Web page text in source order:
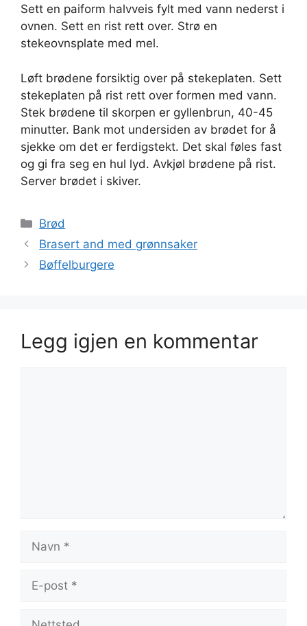
Sett en paiform halvveis fylt med vann nederst i
ovnen. Sett en rist rett over. Strø en
stekeovnsplate med mel.
Løft brødene forsiktig over på stekeplaten. Sett
stekeplaten på rist rett over formen med vann.
Stek brødene til skorpen er gyllenbrun, 40-45
minutter. Bank mot undersiden av brødet for å
sjekke om det er ferdigstekt. Det skal føles fast
og gi fra seg en hul lyd. Avkjøl brødene på rist.
Server brødet i skiver.
Kategorier
Brød
Brasert and med grønnsaker
Bøffelburgere
Legg igjen en kommentar
post